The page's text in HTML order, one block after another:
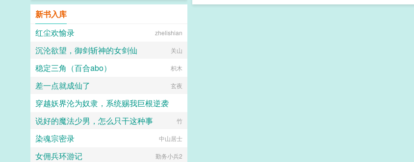
新书入库
红尘欢愉录
zhelishian
沉沦欲望，御剑斩神的女剑仙 关山
稳定三角（百合abo） 枳木
差一点就成仙了 玄夜
穿越妖界沦为奴隶，系统赐我巨根逆袭
lzymyyear
说好的魔法少男，怎么只干这种事 竹
染魂宗密录 中山居士
女佣兵环游记 勤务小兵2